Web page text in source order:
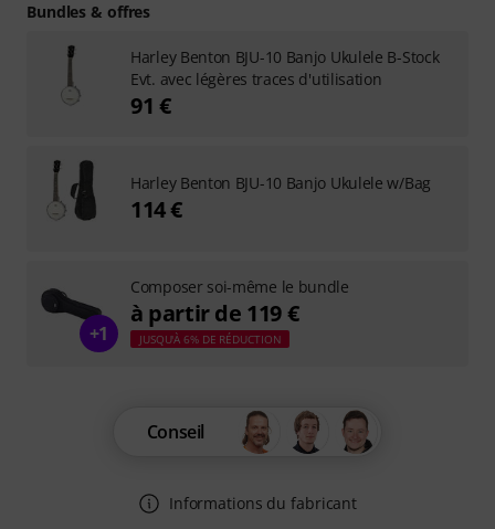
Conseil
Informations du fabricant
Bundles & offres
Harley Benton BJU-10 Banjo Ukulele B-Stock
Evt. avec légères traces d'utilisation
91 €
Harley Benton BJU-10 Banjo Ukulele w/Bag
114 €
+1
Composer soi-même le bundle
à partir de 119 €
JUSQU'À 6% DE RÉDUCTION